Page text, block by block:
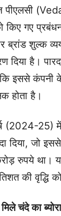
पीएलसी
गए
शुल्क
है।
इससे कंपनी
होता है।
(2024-
दिया, जो इससे
रुपये था।
की वृद्धि को
चंदे का ब्योरा